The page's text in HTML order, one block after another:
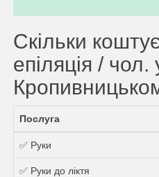
Скільки
епіляція / чол.
Послуга
✅ Руки
✅ Руки до ліктя